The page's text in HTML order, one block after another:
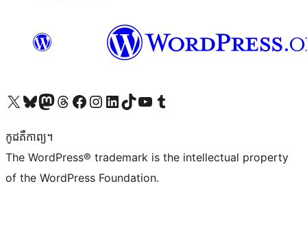
Visit our X (formerly Twitter) account
Visit our Bluesky account
Visit our Mastodon account
Visit our Threads account
Visit our Facebook page
Visit our Instagram account
Visit our LinkedIn account
Visit our TikTok account
Visit our YouTube channel
Visit our Tumblr account
កូដ​គឺកាព្យ។
The WordPress® trademark is the intellectual property
of the WordPress Foundation.